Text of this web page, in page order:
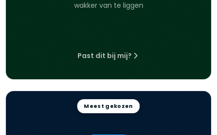
wakker van te liggen
Past dit bij mij?
Meest gekozen